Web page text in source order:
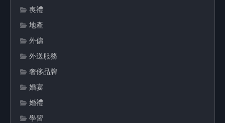
喪禮
地產
外傭
外送服務
奢侈品牌
婚宴
婚禮
學習